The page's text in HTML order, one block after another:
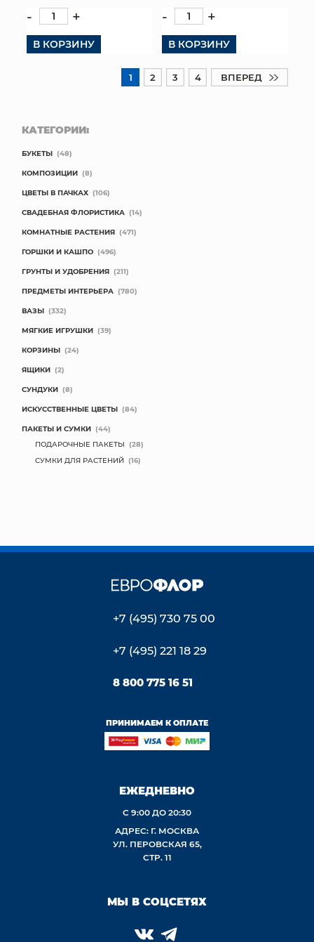
- +
В КОРЗИНУ
- +
В КОРЗИНУ
1 2 3 4 ВПЕРЕД
КАТЕГОРИИ:
БУКЕТЫ (48)
КОМПОЗИЦИИ (8)
ЦВЕТЫ В ПАЧКАХ (106)
СВАДЕБНАЯ ФЛОРИСТИКА (14)
КОМНАТНЫЕ РАСТЕНИЯ (471)
ГОРШКИ И КАШПО (496)
ГРУНТЫ И УДОБРЕНИЯ (211)
ПРЕДМЕТЫ ИНТЕРЬЕРА (780)
ВАЗЫ (332)
МЯГКИЕ ИГРУШКИ (39)
КОРЗИНЫ (24)
ЯЩИКИ (2)
СУНДУКИ (8)
ИСКУССТВЕННЫЕ ЦВЕТЫ (84)
ПАКЕТЫ И СУМКИ (44)
ПОДАРОЧНЫЕ ПАКЕТЫ (28)
СУМКИ ДЛЯ РАСТЕНИЙ (16)
+7 (495) 730 75 00
+7 (495) 221 18 29
8 800 775 16 51
ПРИНИМАЕМ К ОПЛАТЕ
ЕЖЕДНЕВНО
С 9:00 ДО 20:30
АДРЕС: Г. МОСКВА
УЛ. ПЕРОВСКАЯ 65,
СТР. 11
МЫ В СОЦСЕТЯХ